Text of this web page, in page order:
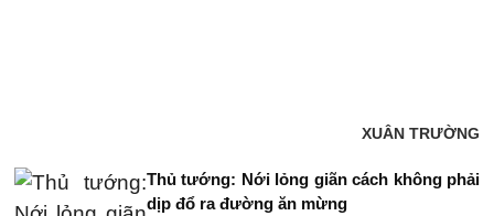
XUÂN TRƯỜNG
Thủ tướng: Nới lỏng giãn cách không phải
dịp đổ ra đường ăn mừng